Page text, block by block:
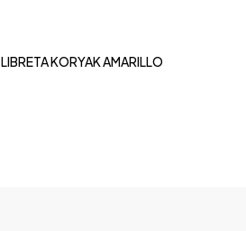
LIBRETA KORYAK AMARILLO